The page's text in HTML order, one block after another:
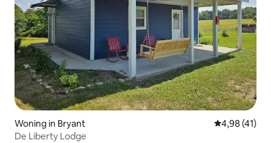
Woning in Bryant Gemiddelde
4,98 (41)
De Liberty Lodge